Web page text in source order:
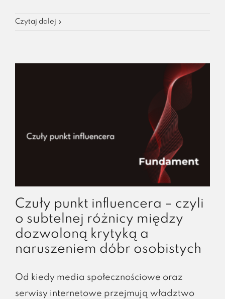
Czytaj dalej
Czuły punkt influencera – czyli
o subtelnej różnicy między
dozwoloną krytyką a
naruszeniem dóbr osobistych
Od kiedy media społecznościowe oraz
serwisy internetowe przejmują władztwo